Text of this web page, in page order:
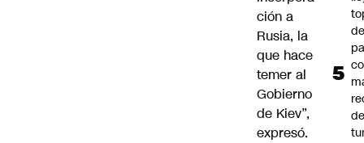
ción a
Rusia, la
que hace
temer al
Gobierno
de Kiev”,
expresó.